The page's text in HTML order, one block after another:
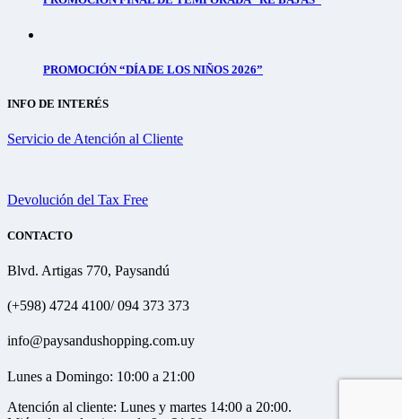
PROMOCIÓN “DÍA DE LOS NIÑOS 2026”
INFO DE INTERÉS
Servicio de Atención al Cliente
Devolución del Tax Free
CONTACTO
Blvd. Artigas 770, Paysandú
(+598) 4724 4100/ 094 373 373
info@paysandushopping.com.uy
Lunes a Domingo: 10:00 a 21:00
Atención al cliente: Lunes y martes 14:00 a 20:00.